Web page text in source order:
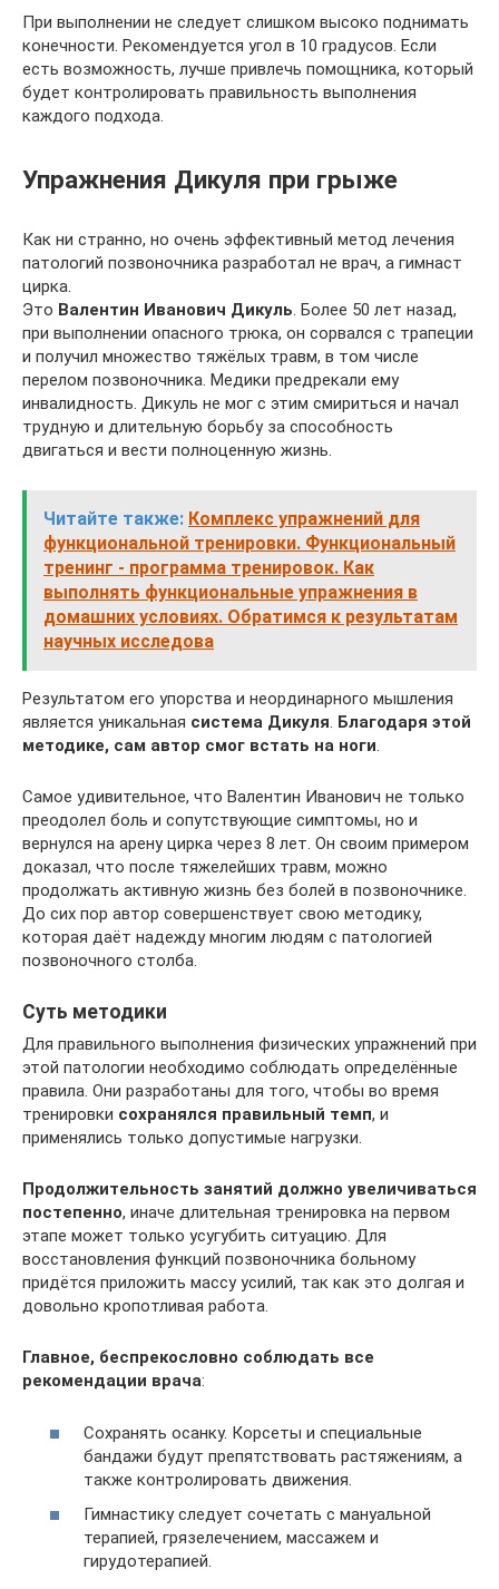
При выполнении не следует слишком высоко поднимать
конечности. Рекомендуется угол в 10 градусов. Если
есть возможность, лучше привлечь помощника, который
будет контролировать правильность выполнения
каждого подхода.
Упражнения Дикуля при грыже
Как ни странно, но очень эффективный метод лечения
патологий позвоночника разработал не врач, а гимнаст
цирка.
Это Валентин Иванович Дикуль. Более 50 лет назад,
при выполнении опасного трюка, он сорвался с трапеции
и получил множество тяжёлых травм, в том числе
перелом позвоночника. Медики предрекали ему
инвалидность. Дикуль не мог с этим смириться и начал
трудную и длительную борьбу за способность
двигаться и вести полноценную жизнь.
Читайте также: Комплекс упражнений для
функциональной тренировки. Функциональный
тренинг - программа тренировок. Как
выполнять функциональные упражнения в
домашних условиях. Обратимся к результатам
научных исследова
Результатом его упорства и неординарного мышления
является уникальная система Дикуля. Благодаря этой
методике, сам автор смог встать на ноги.
Самое удивительное, что Валентин Иванович не только
преодолел боль и сопутствующие симптомы, но и
вернулся на арену цирка через 8 лет. Он своим примером
доказал, что после тяжелейших травм, можно
продолжать активную жизнь без болей в позвоночнике.
До сих пор автор совершенствует свою методику,
которая даёт надежду многим людям с патологией
позвоночного столба.
Суть методики
Для правильного выполнения физических упражнений при
этой патологии необходимо соблюдать определённые
правила. Они разработаны для того, чтобы во время
тренировки сохранялся правильный темп, и
применялись только допустимые нагрузки.
Продолжительность занятий должно увеличиваться
постепенно, иначе длительная тренировка на первом
этапе может только усугубить ситуацию. Для
восстановления функций позвоночника больному
придётся приложить массу усилий, так как это долгая и
довольно кропотливая работа.
Главное, беспрекословно соблюдать все
рекомендации врача:
Сохранять осанку. Корсеты и специальные
бандажи будут препятствовать растяжениям, а
также контролировать движения.
Гимнастику следует сочетать с мануальной
терапией, грязелечением, массажем и
гирудотерапией.